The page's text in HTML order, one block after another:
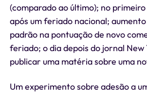
(comparado ao último); no
após um feriado nacional;
padrão na pontuação de novo
feriado; o dia depois do jornal New
publicar uma matéria sobre uma
Um experimento sobre adesão a